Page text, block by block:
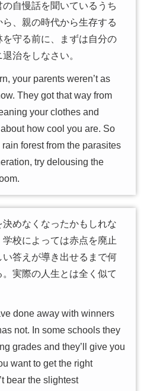
自慢話を聞いているうち
、親の時代から生存する
守る前に、まずは自分の
治をしなさい。
your parents weren’t as
They got that way from
your clothes and
how cool you are. So
forest from the parasites
try delousing the
めなくなったかもしれな
校によっては赤点を廃止
い答えが導き出せるまで何
実際の人生とは全く似て
done away with winners
not. In some schools they
grades and they’ll give you
want to get the right
bear the slightest